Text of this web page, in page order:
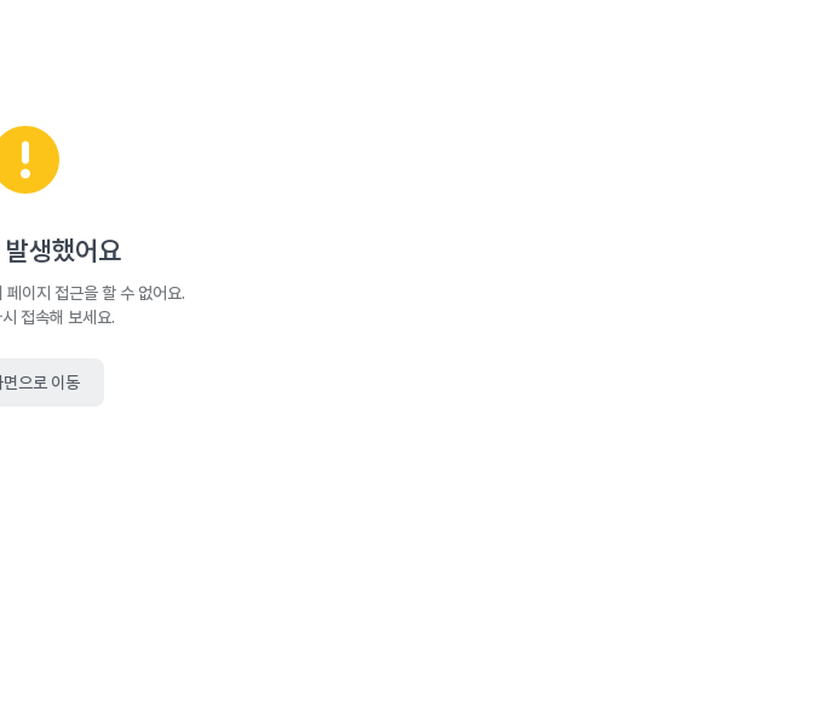
생했어요
페이지 접근을 할 수 없어요.
접속해 보세요.
면으로 이동